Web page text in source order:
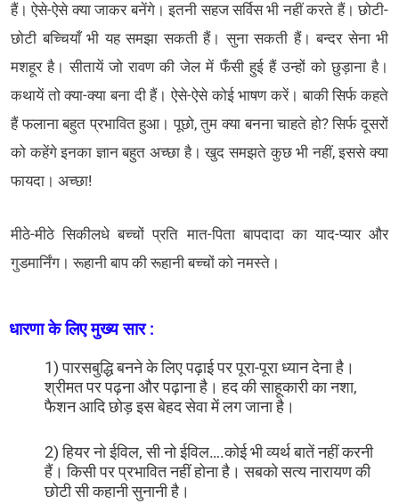
हैं। ऐसे-ऐसे क्या जाकर बनेंगे। इतनी सहज सर्विस भी नहीं करते हैं। छोटी-
छोटी बच्चियाँ भी यह समझा सकती हैं। सुना सकती हैं। बन्दर सेना भी
मशहूर है। सीतायें जो रावण की जेल में फँसी हुई हैं उन्हों को छुड़ाना है।
कथायें तो क्या-क्या बना दी हैं। ऐसे-ऐसे कोई भाषण करें। बाकी सिर्फ कहते
हैं फलाना बहुत प्रभावित हुआ। पूछो, तुम क्या बनना चाहते हो? सिर्फ दूसरों
को कहेंगे इनका ज्ञान बहुत अच्छा है। खुद समझते कुछ भी नहीं, इससे क्या
फायदा। अच्छा!
मीठे-मीठे सिकीलधे बच्चों प्रति मात-पिता बापदादा का याद-प्यार और
गुडमार्निंग। रूहानी बाप की रूहानी बच्चों को नमस्ते।
धारणा के लिए मुख्य सार :
1) पारसबुद्धि बनने के लिए पढ़ाई पर पूरा-पूरा ध्यान देना है।
श्रीमत पर पढ़ना और पढ़ाना है। हद की साहूकारी का नशा,
फैशन आदि छोड़ इस बेहद सेवा में लग जाना है।
2) हियर नो ईविल, सी नो ईविल….कोई भी व्यर्थ बातें नहीं करनी
हैं। किसी पर प्रभावित नहीं होना है। सबको सत्य नारायण की
छोटी सी कहानी सुनानी है।